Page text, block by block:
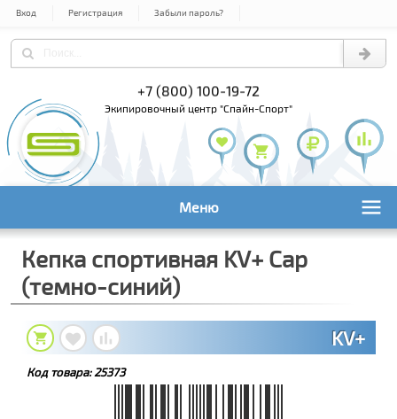
Вход Регистрация Забыли пароль?
+7 (800) 100-19-72
экипировочный центр "Спайн-Спорт"
Меню
Кепка спортивная KV+ Cap
(темно-синий)
KV+
Код товара:25373